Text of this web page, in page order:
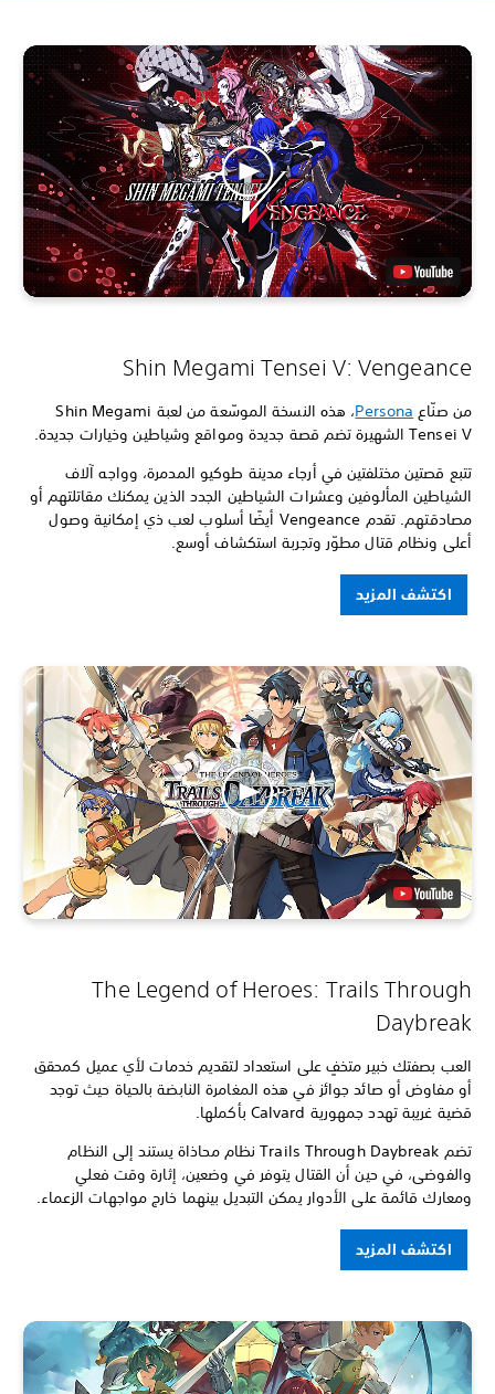
Shin Megami Tensei V: Vengeance
من صنّاع Persona
، هذه النسخة الموسّعة من لعبة Shin Megami
Tensei V الشهيرة تضم قصة جديدة ومواقع وشياطين وخيارات جديدة.
تتبع قصتين مختلفتين في أرجاء مدينة طوكيو المدمرة، وواجه آلاف
الشياطين المألوفين وعشرات الشياطين الجدد الذين يمكنك مقاتلتهم أو
مصادقتهم. تقدم Vengeance أيضًا أسلوب لعب ذي إمكانية وصول
أعلى ونظام قتال مطوّر وتجربة استكشاف أوسع.
اكتشف المزيد
The Legend of Heroes: Trails Through
Daybreak
العب بصفتك خبير متخفٍ على استعداد لتقديم خدمات لأي عميل كمحقق
أو مفاوض أو صائد جوائز في هذه المغامرة النابضة بالحياة حيث توجد
قضية غريبة تهدد جمهورية Calvard بأكملها.
تضم Trails Through Daybreak نظام محاذاة يستند إلى النظام
والفوضى، في حين أن القتال يتوفر في وضعين، إثارة وقت فعلي
ومعارك قائمة على الأدوار يمكن التبديل بينهما خارج مواجهات الزعماء.
اكتشف المزيد